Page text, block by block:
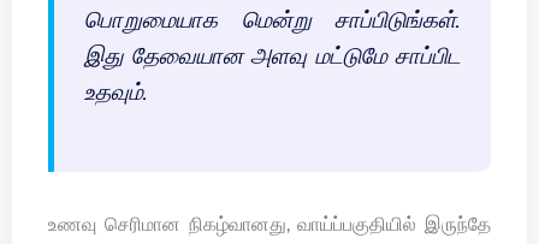
பொறுமையாக மென்று சாப்பிடுங்கள்.
இது தேவையான அளவு மட்டுமே சாப்பிட
உதவும்.
உணவு செரிமான நிகழ்வானது, வாய்ப்பகுதியில் இருந்தே